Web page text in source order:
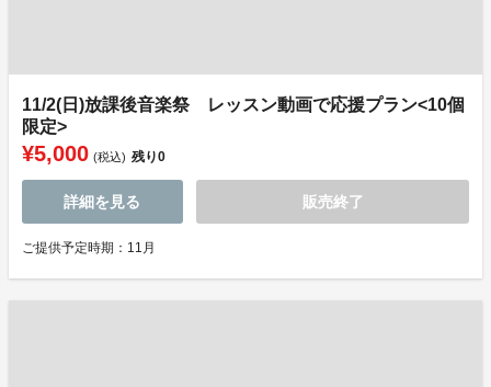
11/2(日)放課後音楽祭 レッスン動画で応援プラン<10個
限定>
¥5,000 (税込) 残り0
詳細を見る 販売終了
ご提供予定時期：11月